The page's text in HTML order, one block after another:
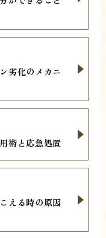
劣化のメカニ
術と応急処置
える時の原因